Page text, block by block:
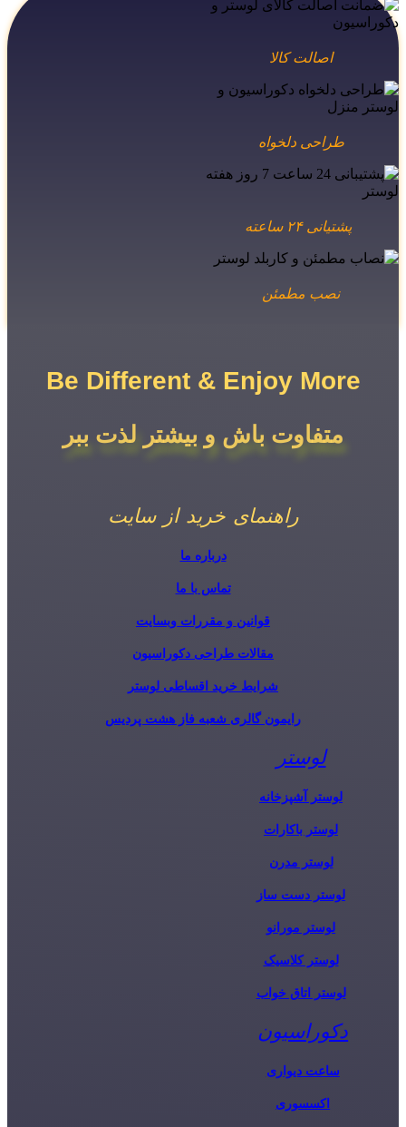
اصالت کالا
طراحی دلخواه
پشتیانی ۲۴ ساعته
نصب مطمئن
Be Different & Enjoy More​
متفاوت باش و بیشتر لذت ببر
راهنمای خرید از سایت
درباره ما
تماس با ما
قوانین و مقررات وبسایت
مقالات طراحی دکوراسیون
شرایط خرید اقساطی لوستر
رایمون گالری شعبه فاز هشت پردیس
لوستر
لوستر آشپزخانه
لوستر باکارات
لوستر مدرن
لوستر دست ساز
لوستر مورانو
لوستر کلاسیک
لوستر اتاق خواب
دکوراسیون
ساعت دیواری
اکسسوری